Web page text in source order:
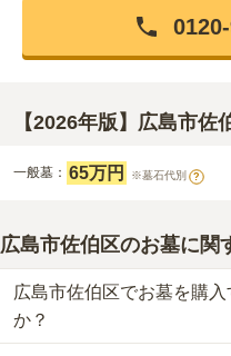
【2026年版】広島市佐
一般墓： 65万円 ※墓石代別 ?
広島市佐伯区のお墓に関
広島市佐伯区でお墓を購
か？